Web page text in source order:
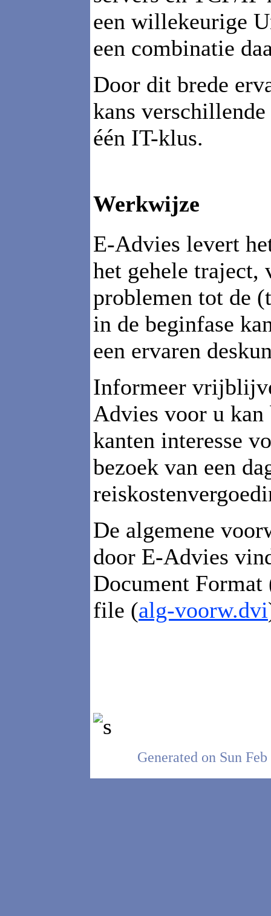
een willekeurige
een combinatie
Door dit brede
kans
één IT-klus.
Werkwijze
E-Advies levert
het gehele traject,
problemen tot de
in de beginfase
een ervaren
Informeer
Advies voor u kan
kanten interesse
bezoek van een
De algemene
door E-Advies
Document Format
file (alg-voorw.dvi
Generated on Sun